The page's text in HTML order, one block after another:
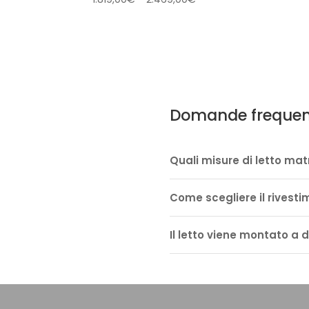
Domande
Quali misure di letto
Come scegliere il
Il letto viene montato a